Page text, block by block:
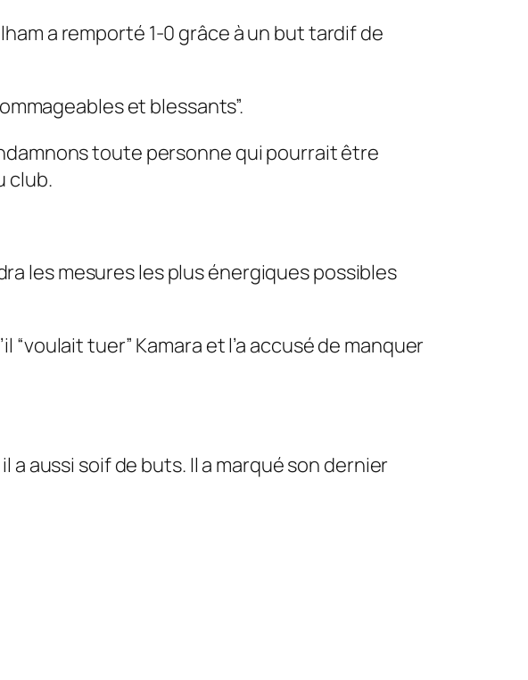
a remporté 1-0 grâce à un but tardif de
et blessants”.
toute personne qui pourrait être
club.
les mesures les plus énergiques possibles
“voulait tuer” Kamara et l’a accusé de manquer
a aussi soif de buts. Il a marqué son dernier